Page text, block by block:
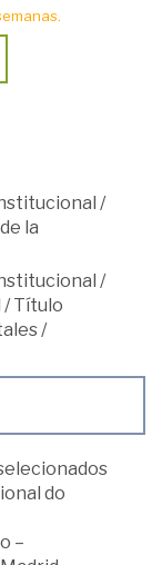
/
la
/
/Título
/
do
–